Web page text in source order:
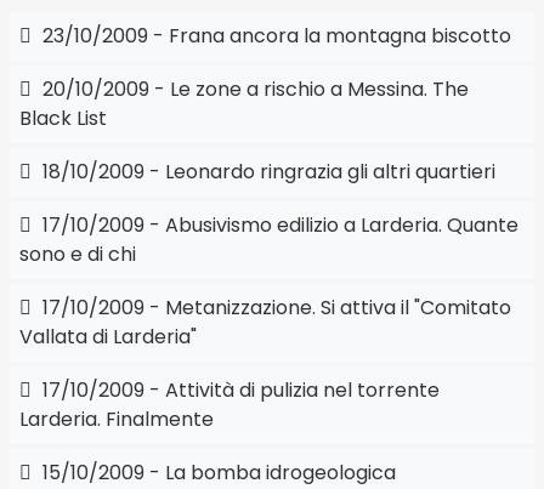
23/10/2009 - Frana ancora la montagna biscotto
20/10/2009 - Le zone a rischio a Messina. The
Black List
18/10/2009 - Leonardo ringrazia gli altri quartieri
17/10/2009 - Abusivismo edilizio a Larderia. Quante
sono e di chi
17/10/2009 - Metanizzazione. Si attiva il "Comitato
Vallata di Larderia"
17/10/2009 - Attività di pulizia nel torrente
Larderia. Finalmente
15/10/2009 - La bomba idrogeologica